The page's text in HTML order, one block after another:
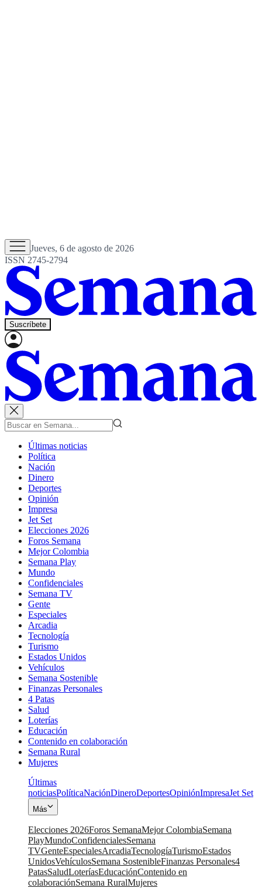
Jueves, 6 de agosto de 2026
ISSN 2745-2794
Suscríbete
Últimas noticias
Política
Nación
Dinero
Deportes
Opinión
Impresa
Jet Set
Elecciones 2026
Foros Semana
Mejor Colombia
Semana Play
Mundo
Confidenciales
Semana TV
Gente
Especiales
Arcadia
Tecnología
Turismo
Estados Unidos
Vehículos
Semana Sostenible
Finanzas Personales
4 Patas
Salud
Loterías
Educación
Contenido en colaboración
Semana Rural
Mujeres
Últimas
noticiasPolíticaNaciónDineroDeportesOpiniónImpresaJet Set
Más
Elecciones 2026Foros SemanaMejor ColombiaSemana
PlayMundoConfidencialesSemana
TVGenteEspecialesArcadiaTecnologíaTurismoEstados
UnidosVehículosSemana SostenibleFinanzas Personales4
PatasSaludLoteríasEducaciónContenido en
colaboraciónSemana RuralMujeres